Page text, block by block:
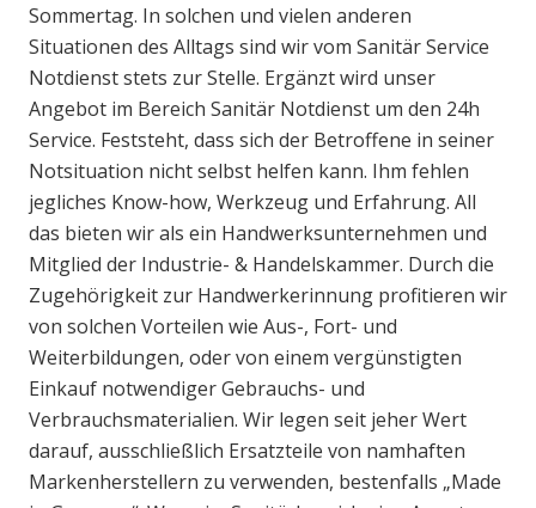
Sommertag. In solchen und vielen anderen
Situationen des Alltags sind wir vom Sanitär Service
Notdienst stets zur Stelle. Ergänzt wird unser
Angebot im Bereich Sanitär Notdienst um den 24h
Service. Feststeht, dass sich der Betroffene in seiner
Notsituation nicht selbst helfen kann. Ihm fehlen
jegliches Know-how, Werkzeug und Erfahrung. All
das bieten wir als ein Handwerksunternehmen und
Mitglied der Industrie- & Handelskammer. Durch die
Zugehörigkeit zur Handwerkerinnung profitieren wir
von solchen Vorteilen wie Aus-, Fort- und
Weiterbildungen, oder von einem vergünstigten
Einkauf notwendiger Gebrauchs- und
Verbrauchsmaterialien. Wir legen seit jeher Wert
darauf, ausschließlich Ersatzteile von namhaften
Markenherstellern zu verwenden, bestenfalls „Made